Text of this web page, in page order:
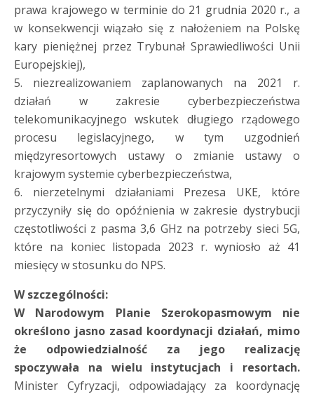
prawa krajowego w terminie do 21 grudnia 2020 r., a
w konsekwencji wiązało się z nałożeniem na Polskę
kary pieniężnej przez Trybunał Sprawiedliwości Unii
Europejskiej),
5. niezrealizowaniem zaplanowanych na 2021 r.
działań w zakresie cyberbezpieczeństwa
telekomunikacyjnego wskutek długiego rządowego
procesu legislacyjnego, w tym uzgodnień
międzyresortowych ustawy o zmianie ustawy o
krajowym systemie cyberbezpieczeństwa,
6. nierzetelnymi działaniami Prezesa UKE, które
przyczyniły się do opóźnienia w zakresie dystrybucji
częstotliwości z pasma 3,6 GHz na potrzeby sieci 5G,
które na koniec listopada 2023 r. wyniosło aż 41
miesięcy w stosunku do NPS.
W szczególności:
W Narodowym Planie Szerokopasmowym nie
określono jasno zasad koordynacji działań, mimo
że odpowiedzialność za jego realizację
spoczywała na wielu instytucjach i resortach.
Minister Cyfryzacji, odpowiadający za koordynację